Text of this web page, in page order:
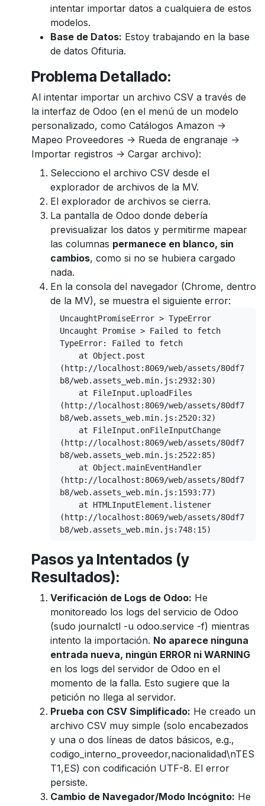
intentar importar datos a cualquiera de estos
modelos.
Base de Datos: Estoy trabajando en la base
de datos Ofituria.
Problema Detallado:
Al intentar importar un archivo CSV a través de
la interfaz de Odoo (en el menú de un modelo
personalizado, como Catálogos Amazon ->
Mapeo Proveedores -> Rueda de engranaje ->
Importar registros -> Cargar archivo):
Selecciono el archivo CSV desde el
explorador de archivos de la MV.
El explorador de archivos se cierra.
La pantalla de Odoo donde debería
previsualizar los datos y permitirme mapear
las columnas permanece en blanco, sin
cambios, como si no se hubiera cargado
nada.
En la consola del navegador (Chrome, dentro
de la MV), se muestra el siguiente error:
UncaughtPromiseError > TypeError
Uncaught Promise > Failed to fetch
TypeError: Failed to fetch
(http://localhost:8069/web/assets/80df7
b8/web.assets_web.min.js:2932:30)
(http://localhost:8069/web/assets/80df7
b8/web.assets_web.min.js:2520:32)
(http://localhost:8069/web/assets/80df7
b8/web.assets_web.min.js:2522:85)
(http://localhost:8069/web/assets/80df7
b8/web.assets_web.min.js:1593:77)
(http://localhost:8069/web/assets/80df7
Pasos ya Intentados (y
Resultados):
Verificación de Logs de Odoo: He
monitoreado los logs del servicio de Odoo
(sudo journalctl -u odoo.service -f) mientras
intento la importación. No aparece ninguna
entrada nueva, ningún ERROR ni WARNING
en los logs del servidor de Odoo en el
momento de la falla. Esto sugiere que la
petición no llega al servidor.
Prueba con CSV Simplificado: He creado un
archivo CSV muy simple (solo encabezados
y una o dos líneas de datos básicos, e.g.,
codigo_interno_proveedor,nacionalidad\nTES
T1,ES) con codificación UTF-8. El error
persiste.
Cambio de Navegador/Modo Incógnito: He